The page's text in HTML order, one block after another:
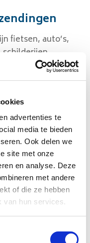
advertenties te
media te bieden
Ook delen we
site met onze
en analyse. Deze
met andere
of die ze hebben
van hun services.
fietsen, auto’s,
onze diensten kunt
op te sturen
en met
deur geleverd.
en wilt u weten
Of heeft u andere
Neem dan
of mail
deze
voor uw